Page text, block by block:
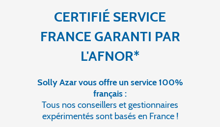
CERTIFIÉ SERVICE
FRANCE GARANTI PAR
L'AFNOR*
Solly Azar vous offre un service 100%
français :
Tous nos conseillers et gestionnaires
expérimentés sont basés en France !